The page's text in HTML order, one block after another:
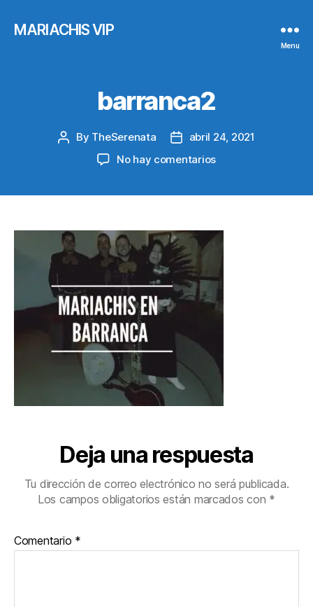
MARIACHIS VIP
Menu
barranca2
Post
By TheSerenata
Post
date
abril 24, 2021
No hay comentariosen
Deja una respuesta
Tu dirección de correo electrónico no será publicada.
Los campos obligatorios están marcados con *
Comentario *